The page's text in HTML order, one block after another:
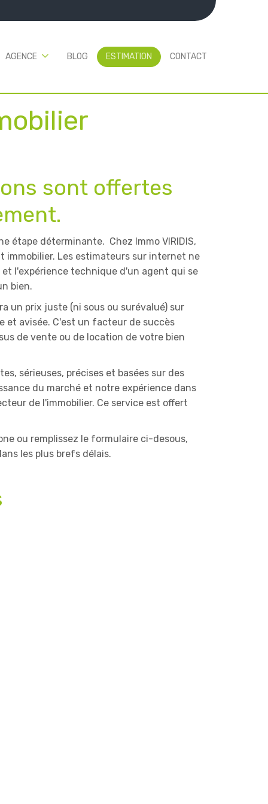
AGENCE BLOG ESTIMATION CONTACT
sont offertes
étape déterminante. Chez Immo VIRIDIS,
immobilier. Les estimateurs sur internet ne
et l'expérience technique d'un agent qui se
bien.
un prix juste (ni sous ou surévalué) sur
et avisée. C'est un facteur de succès
de vente ou de location de votre bien
sérieuses, précises et basées sur des
du marché et notre expérience dans
de l'immobilier. Ce service est offert
ou remplissez le formulaire ci-desous,
les plus brefs délais.